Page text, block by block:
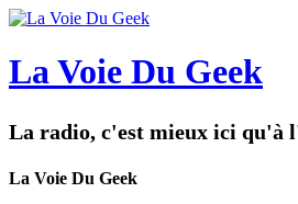
La Voie Du Geek
La radio, c'est mieux ici qu'à
La Voie Du Geek